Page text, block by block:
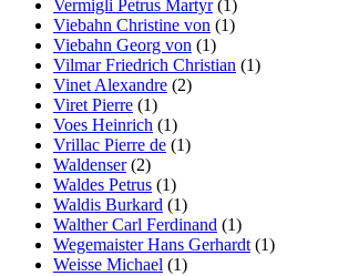
Vermigli Petrus Martyr(1)
Viebahn Christine von (1)
Viebahn Georg von (1)
Vilmar Friedrich Christian (1)
Vinet Alexandre (2)
Viret Pierre (1)
Voes Heinrich (1)
Vrillac Pierre de (1)
Waldenser(2)
Waldes Petrus (1)
Waldis Burkard (1)
Walther Carl Ferdinand (1)
Wegemaister Hans Gerhardt (1)
Weisse Michael (1)